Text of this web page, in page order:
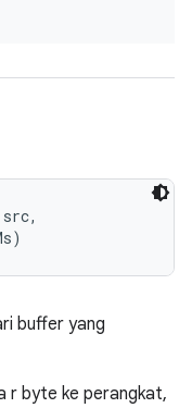
buffer yang
r byte ke perangkat,